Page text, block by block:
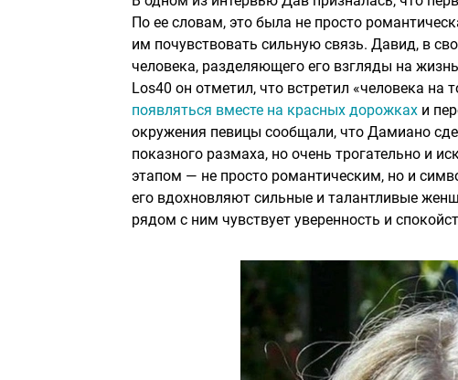
По ее словам, это была не просто
им почувствовать сильную связь. Давид, в
человека, разделяющего его взгляды на
Los40 он отметил, что встретил «человека на
появляться вместе на красных дорожках и
окружения певицы сообщали, что Дамиано
показного размаха, но очень трогательно и
этапом — не просто романтическим, но и
его вдохновляют сильные и талантливые
рядом с ним чувствует уверенность и